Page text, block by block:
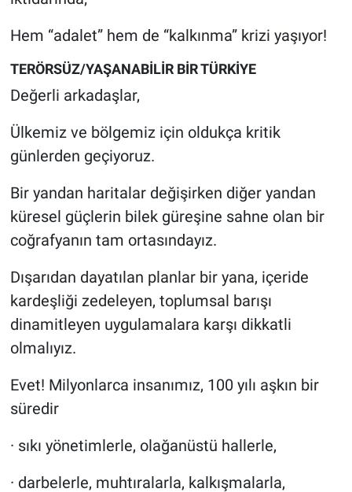
Hem “adalet” hem de “kalkınma” krizi yaşıyor!
TERÖRSÜZ/YAŞANABİLİR BİR TÜRKİYE
Değerli arkadaşlar,
Ülkemiz ve bölgemiz için oldukça kritik
günlerden geçiyoruz.
Bir yandan haritalar değişirken diğer yandan
küresel güçlerin bilek güreşine sahne olan bir
coğrafyanın tam ortasındayız.
Dışarıdan dayatılan planlar bir yana, içeride
kardeşliği zedeleyen, toplumsal barışı
dinamitleyen uygulamalara karşı dikkatli
olmalıyız.
Evet! Milyonlarca insanımız, 100 yılı aşkın bir
süredir
· sıkı yönetimlerle, olağanüstü hallerle,
· darbelerle, muhtıralarla, kalkışmalarla,